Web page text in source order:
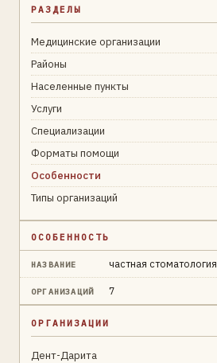
РАЗДЕЛЫ
Медицинские организации
Районы
Населенные пункты
Услуги
Специализации
Форматы помощи
Особенности
Типы организаций
ОСОБЕННОСТЬ
НАЗВАНИЕ частная стоматология
ОРГАНИЗАЦИЙ 7
ОРГАНИЗАЦИИ
Дент-Дарита